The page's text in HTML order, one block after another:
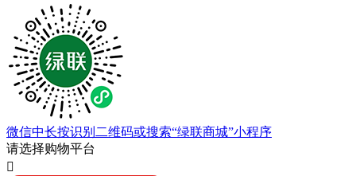
微信中长按识别二维码或搜索“绿联商城”小程序
请选择购物平台
